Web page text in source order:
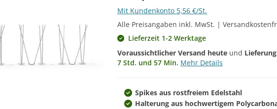
Mit Kundenkonto 5,56 €/St.
Alle Preisangaben inkl. MwSt. |
Lieferzeit 1-2 Werktage
Voraussichtlicher Versand heute und
7 Std. und 57 Min. Mehr Details
Spikes aus rostfreiem Edelstahl
Halterung aus hochwertigem